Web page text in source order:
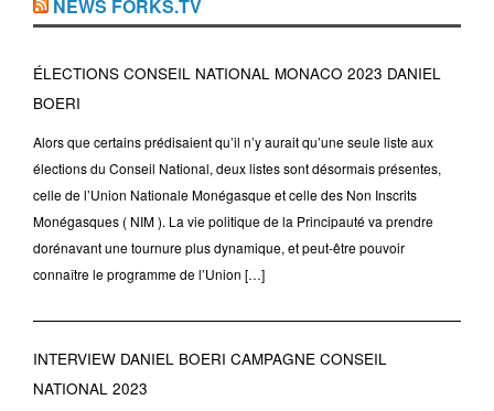
NEWS FORKS.TV
ÉLECTIONS CONSEIL NATIONAL MONACO 2023 DANIEL
BOERI
Alors que certains prédisaient qu’il n’y aurait qu’une seule liste aux
élections du Conseil National, deux listes sont désormais présentes,
celle de l’Union Nationale Monégasque et celle des Non Inscrits
Monégasques ( NIM ). La vie politique de la Principauté va prendre
dorénavant une tournure plus dynamique, et peut-être pouvoir
connaître le programme de l’Union […]
INTERVIEW DANIEL BOERI CAMPAGNE CONSEIL
NATIONAL 2023